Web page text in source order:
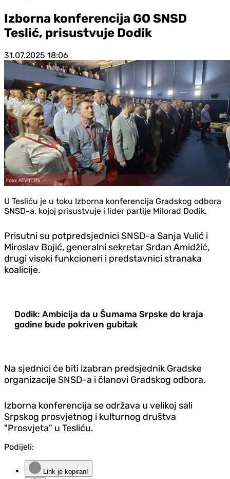
Izborna konferencija GO SNSD
Teslić, prisustvuje Dodik
31.07.2025 18:06
U Tesliću je u toku Izborna konferencija Gradskog odbora
SNSD-a, kojoj prisustvuje i lider partije Milorad Dodik.
Prisutni su potpredsjednici SNSD-a Sanja Vulić i
Miroslav Bojić, generalni sekretar Srđan Amidžić,
drugi visoki funkcioneri i predstavnici stranaka
koalicije.
Dodik: Ambicija da u Šumama Srpske do kraja
godine bude pokriven gubitak
Na sjednici će biti izabran predsjednik Gradske
organizacije SNSD-a i članovi Gradskog odbora.
Izborna konferencija se održava u velikoj sali
Srpskog prosvjetnog i kulturnog društva
"Prosvjeta" u Tesliću.
Podijeli:
Link je kopiran!